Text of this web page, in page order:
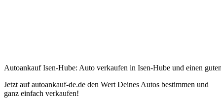
Autoankauf Isen-Hube: Auto verkaufen in Isen-Hube und einen
Jetzt auf autoankauf-de.de den Wert Deines Autos bestimmen und
ganz einfach verkaufen!